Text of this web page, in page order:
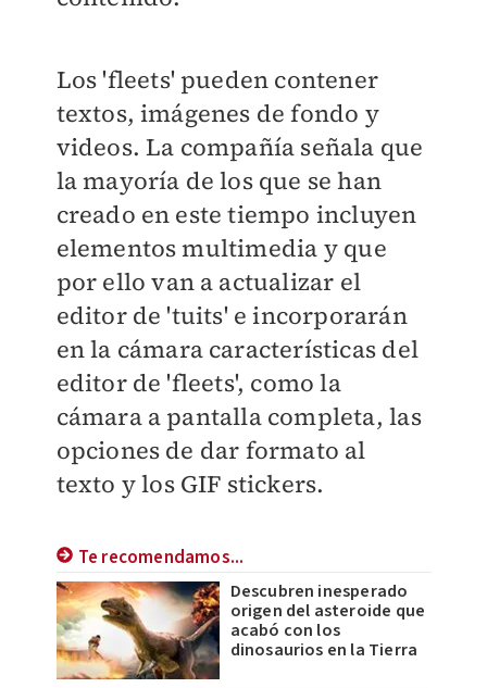
Los 'fleets' pueden contener
textos, imágenes de fondo y
videos. La compañía señala que
la mayoría de los que se han
creado en este tiempo incluyen
elementos multimedia y que
por ello van a actualizar el
editor de 'tuits' e incorporarán
en la cámara características del
editor de 'fleets', como la
cámara a pantalla completa, las
opciones de dar formato al
texto y los GIF stickers.
Te recomendamos...
Descubren inesperado
origen del asteroide que
acabó con los
dinosaurios en la Tierra